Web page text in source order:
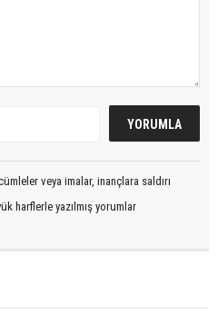
veya imalar, inançlara saldırı
harflerle yazılmış yorumlar